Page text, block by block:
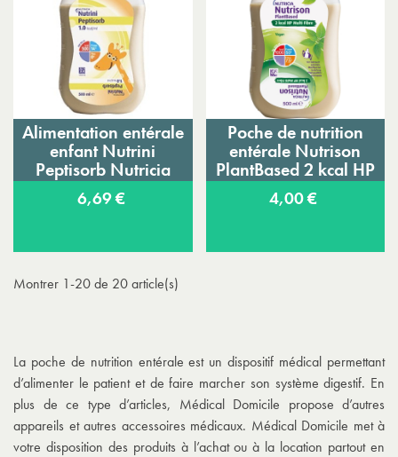
Alimentation entérale
enfant Nutrini
Peptisorb Nutricia
6,69 €
Poche de nutrition
entérale Nutrison
PlantBased 2 kcal HP
Multi Fibre
4,00 €
Montrer 1-20 de 20 article(s)
La poche de nutrition entérale est un dispositif médical permettant
d’alimenter le patient et de faire marcher son système digestif. En
plus de ce type d’articles, Médical Domicile propose d’autres
appareils et autres accessoires médicaux. Médical Domicile met à
votre disposition des produits à l’achat ou à la location partout en